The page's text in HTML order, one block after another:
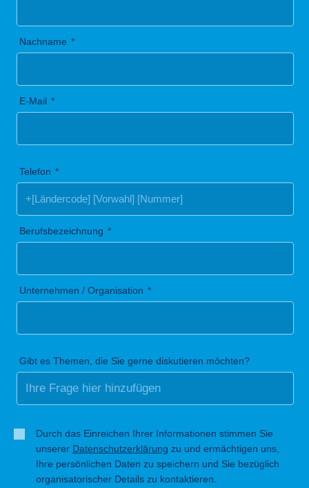
Nachname
E-Mail
Telefon
Berufsbezeichnung
Unternehmen / Organisation
Gibt es Themen, die Sie gerne diskutieren möchten?
Durch das Einreichen Ihrer Informationen stimmen Sie
unserer Datenschutzerklärung zu und ermächtigen uns,
Ihre persönlichen Daten zu speichern und Sie bezüglich
organisatorischer Details zu kontaktieren.